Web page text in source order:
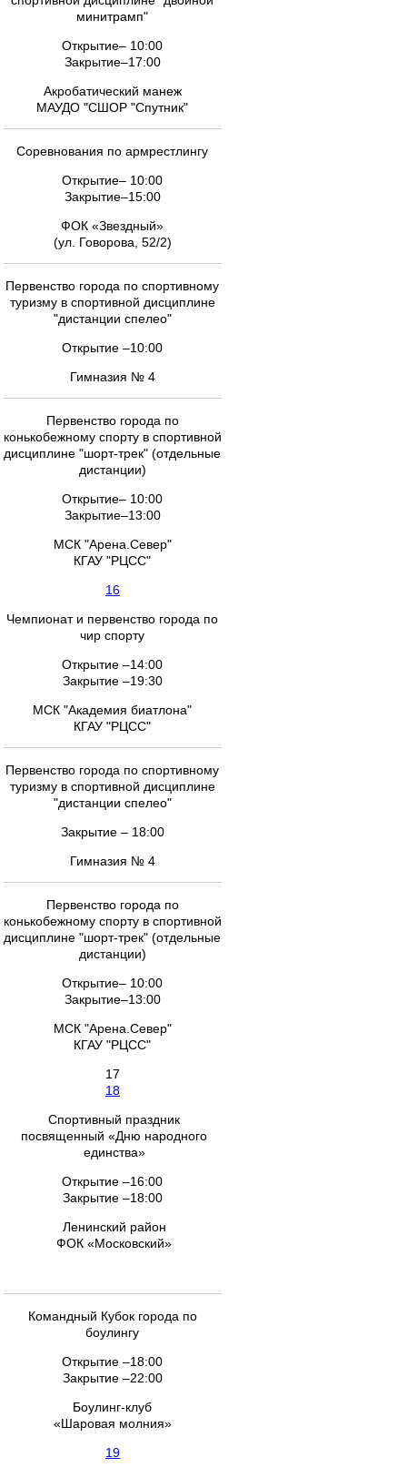
минитрамп"
Открытие– 10:00
Закрытие–17:00
Акробатический манеж
МАУДО "СШОР "Спутник"
Соревнования по армрестлингу
Открытие– 10:00
Закрытие–15:00
ФОК «Звездный»
(ул. Говорова, 52/2)
Первенство города по спортивному
туризму в спортивной дисциплине
"дистанции спелео"
Открытие –10:00
Гимназия № 4
Первенство города по
конькобежному спорту в спортивной
дисциплине "шорт-трек" (отдельные
дистанции)
Открытие– 10:00
Закрытие–13:00
МСК "Арена.Север"
КГАУ "РЦСС"
16
Чемпионат и первенство города по
чир спорту
Открытие –14:00
Закрытие –19:30
МСК "Академия биатлона"
КГАУ "РЦСС"
Первенство города по спортивному
туризму в спортивной дисциплине
"дистанции спелео"
Закрытие – 18:00
Гимназия № 4
Первенство города по
конькобежному спорту в спортивной
дисциплине "шорт-трек" (отдельные
дистанции)
Открытие– 10:00
Закрытие–13:00
МСК "Арена.Север"
КГАУ "РЦСС"
17
18
Спортивный праздник
посвященный «Дню народного
единства»
Открытие –16:00
Закрытие –18:00
Ленинский район
ФОК «Московский»
Командный Кубок города по
боулингу
Открытие –18:00
Закрытие –22:00
Боулинг-клуб
«Шаровая молния»
19